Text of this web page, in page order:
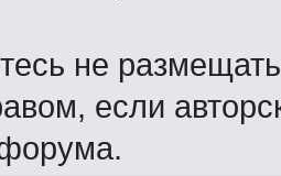
не
если